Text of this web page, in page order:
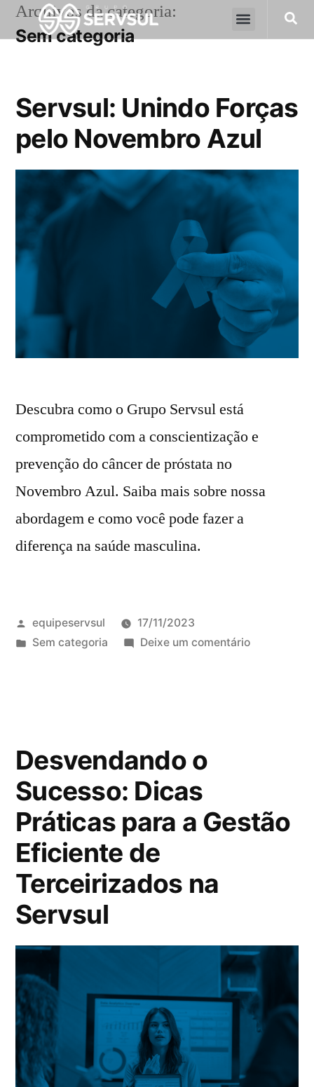
Arquivos da categoria:
Sem categoria
Servsul: Unindo Forças
pelo Novembro Azul
Descubra como o Grupo Servsul está
comprometido com a conscientização e
prevenção do câncer de próstata no
Novembro Azul. Saiba mais sobre nossa
abordagem e como você pode fazer a
diferença na saúde masculina.
equipeservsul
17/11/2023
Sem categoria
Deixe um comentário
Desvendando o
Sucesso: Dicas
Práticas para a Gestão
Eficiente de
Terceirizados na
Servsul